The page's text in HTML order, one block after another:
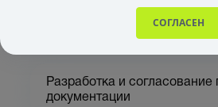
Разработка и согласование
документации
СОГЛАСЕН